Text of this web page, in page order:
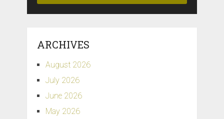
ARCHIVES
August 2026
July 2026
June 2026
May 2026